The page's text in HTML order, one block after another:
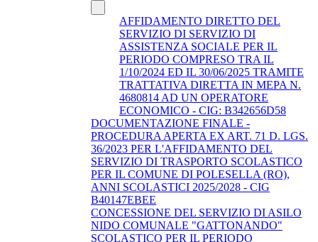
AFFIDAMENTO DIRETTO DEL
SERVIZIO DI SERVIZIO DI
ASSISTENZA SOCIALE PER IL
PERIODO COMPRESO TRA IL
1/10/2024 ED IL 30/06/2025 TRAMITE
TRATTATIVA DIRETTA IN MEPA N.
4680814 AD UN OPERATORE
ECONOMICO - CIG: B342656D58
DOCUMENTAZIONE FINALE -
PROCEDURA APERTA EX ART. 71 D. LGS.
36/2023 PER L'AFFIDAMENTO DEL
SERVIZIO DI TRASPORTO SCOLASTICO
PER IL COMUNE DI POLESELLA (RO),
ANNI SCOLASTICI 2025/2028 - CIG
B40147EBEE
CONCESSIONE DEL SERVIZIO DI ASILO
NIDO COMUNALE "GATTONANDO"
SCOLASTICO PER IL PERIODO